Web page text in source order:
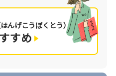
はんげこうぼくとう）
すめ